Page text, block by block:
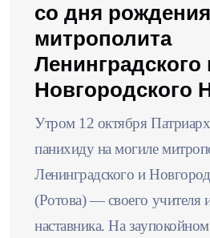
со дня рождения
митрополита
Ленинградского
Новгородского
Утром 12 октября
панихиду на могиле
Ленинградского и
(Ротова) — своего учителя
наставника. На